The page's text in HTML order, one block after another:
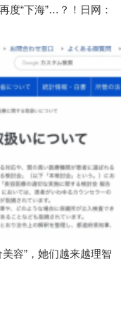
度“下海”…？！日网：
容”，她们越来越理智